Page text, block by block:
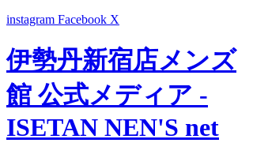
instagram Facebook X
伊勢丹新宿店メンズ
館 公式メディア -
ISETAN NEN'S net